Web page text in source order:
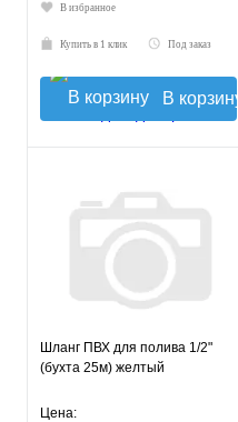
В избранное
Купить в 1 клик Под заказ
В корзину
Шланг ПВХ для полива 1/2"
(бухта 25м) желтый
Цена: